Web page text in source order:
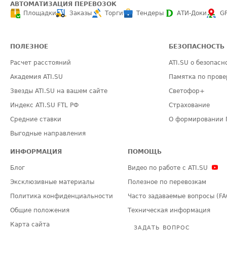
АВТОМАТИЗАЦИЯ ПЕРЕВОЗОК
Площадки
Заказы Торги Тендеры АТИ-Доки
ПОЛЕЗНОЕ
Расчет расстояний
Академия ATI.SU
Звезды ATI.SU на вашем сайте
Индекс ATI.SU FTL РФ
Средние ставки
Выгодные направления
БЕЗОПАСНОСТЬ
ATI.SU о
Памятка по
Светофор+
Страхование
О формировании
ИНФОРМАЦИЯ
Блог
Эксклюзивные материалы
Политика конфиденциальности
Общие положения
Карта сайта
ПОМОЩЬ
Видео по работе с ATI.SU
Полезное по перевозкам
Часто задаваемые вопросы
Техническая информация
ЗАДАТЬ ВОПРОС